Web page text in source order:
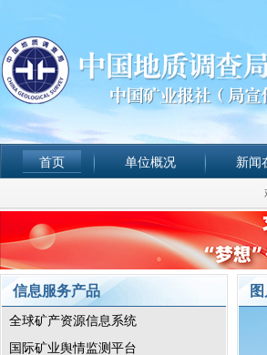
首页 单位概况 新闻
信息服务产品
全球矿产资源信息系统
国际矿业舆情监测平台